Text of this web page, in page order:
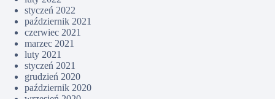
styczeń 2022
październik 2021
czerwiec 2021
marzec 2021
luty 2021
styczeń 2021
grudzień 2020
październik 2020